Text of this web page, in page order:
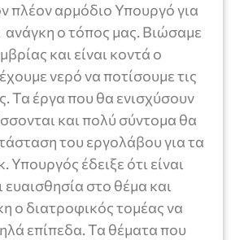
πλέον αρμόδιο Υπουργό για
ανάγκη ο τόπος μας. Βιώσαμε
και είναι κοντά ο
νερό να ποτίσουμε τις
Τα έργα που θα ενισχύσουν
και πολύ σύντομα θα
του εργολάβου για τα
έδειξε ότι είναι
ευαισθησία στο θέμα και
ο διατροφικός τομέας να
επίπεδα. Τα θέματα που